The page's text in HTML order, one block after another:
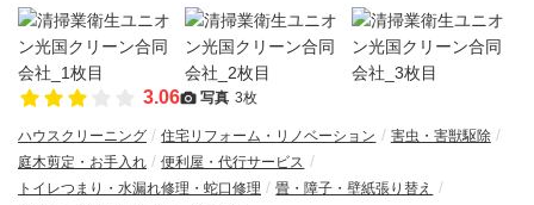
3.06 写真 3枚
ハウスクリーニング 住宅リフォーム・リノベーション
害虫・害獣駆除
庭木剪定・お手入れ
便利屋・代行サービス
トイレつまり・水漏れ修理・蛇口修理
畳・障子・壁紙張り替え